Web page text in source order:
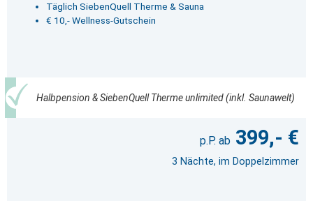
Täglich SiebenQuell Therme & Sauna
€ 10,- Wellness-Gutschein
Halbpension & SiebenQuell Therme unlimited (inkl. Saunawelt)
399,- €
3 Nächte, im Doppelzimmer